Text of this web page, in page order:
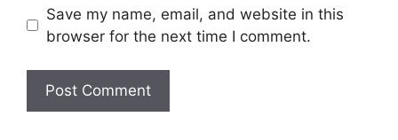
Save my name, email, and website in this
browser for the next time I comment.